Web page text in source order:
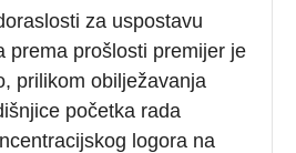
za uspostavu
prema prošlosti premijer je
prilikom obilježavanja
početka rada
logora na